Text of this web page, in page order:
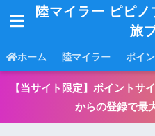
陸マイラー ピピ
旅
ホーム 陸マイラー ポイ
【当サイト限定】ポイントサ
からの登録で最